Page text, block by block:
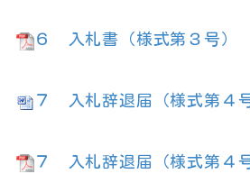
６ 入札書（様式第３号）
７ 入札辞退届（様式第４号
７ 入札辞退届（様式第４号